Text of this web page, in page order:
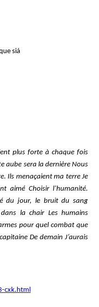
siá
plus forte à chaque fois
aube sera la dernière Nous
Ils menaçaient ma terre Je
aimé Choisir l’humanité.
du jour, le bruit du sang
la chair Les humains
pour quel combat que
De demain J’aurais
cxk.html